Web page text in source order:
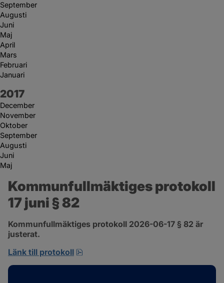
September
Augusti
Juni
Maj
April
Mars
Februari
Januari
År:
2017
December
November
Oktober
September
Augusti
Juni
Maj
Kommunfullmäktiges protokoll
17 juni § 82
Kommunfullmäktiges protokoll 2026-06-17 § 82 är
justerat.
Länk till protokoll